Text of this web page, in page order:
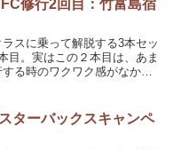
。そして、KUL...
修行2回目：竹富島宿
ラスに乗って解脱する3本セッ
目。実はこの２本目は、あま
する時のワクワク感がなかっ
石垣島から行ける離島を選択
垣島空港...
ターバックスキャンペ